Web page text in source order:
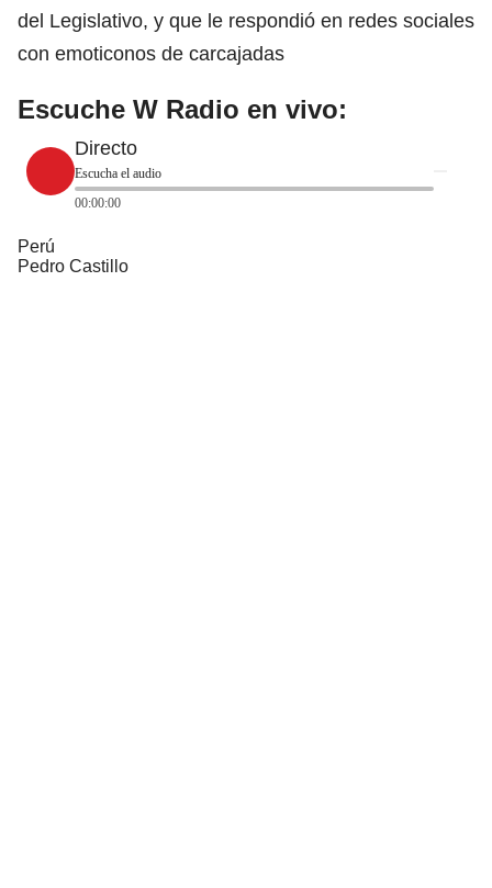
del Legislativo, y que le respondió en redes sociales
con emoticonos de carcajadas
Escuche W Radio en vivo:
Directo
Escucha el audio
00:00:00
Perú
Pedro Castillo